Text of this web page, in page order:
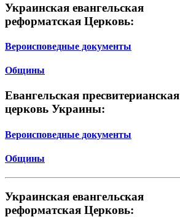
Украинская евангельская
реформатская Церковь:
Вероисповедные документы
Общины
Евангельская пресвитерианская
церковь Украины:
Вероисповедные документы
Общины
Украинская евангельская
реформатская Церковь: